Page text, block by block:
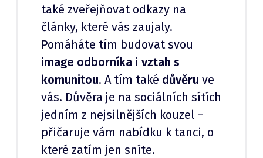
také zveřejňovat odkazy na
články, které vás zaujaly.
Pomáháte tím budovat svou
image odborníka i vztah s
komunitou. A tím také důvěru ve
vás. Důvěra je na sociálních sítích
jedním z nejsilnějších kouzel –
přičaruje vám nabídku k tanci, o
které zatím jen sníte.